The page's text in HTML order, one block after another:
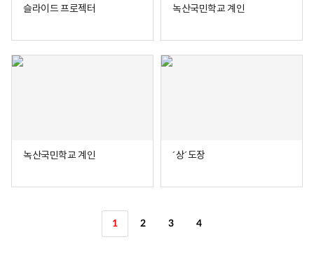
슬라이드 프로젝터 녹산국민학교 계인
녹산국민학교 계인 ´상´도장
1 2 3 4